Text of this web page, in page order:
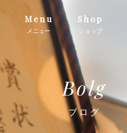
Menu
メニュー
Shop
ショップ
Bolg
ブログ